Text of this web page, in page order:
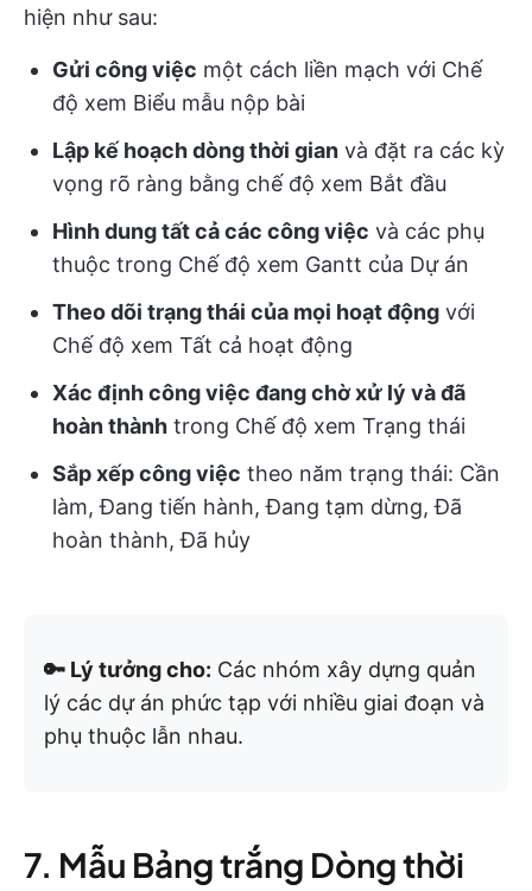
hiện như sau:
Gửi công việc một cách liền mạch với Chế
độ xem Biểu mẫu nộp bài
Lập kế hoạch dòng thời gian và đặt ra các kỳ
vọng rõ ràng bằng chế độ xem Bắt đầu
Hình dung tất cả các công việc và các phụ
thuộc trong Chế độ xem Gantt của Dự án
Theo dõi trạng thái của mọi hoạt động với
Chế độ xem Tất cả hoạt động
Xác định công việc đang chờ xử lý và đã
hoàn thành trong Chế độ xem Trạng thái
Sắp xếp công việc theo năm trạng thái: Cần
làm, Đang tiến hành, Đang tạm dừng, Đã
hoàn thành, Đã hủy
🔑 Lý tưởng cho: Các nhóm xây dựng quản
lý các dự án phức tạp với nhiều giai đoạn và
phụ thuộc lẫn nhau.
7. Mẫu Bảng trắng Dòng thời